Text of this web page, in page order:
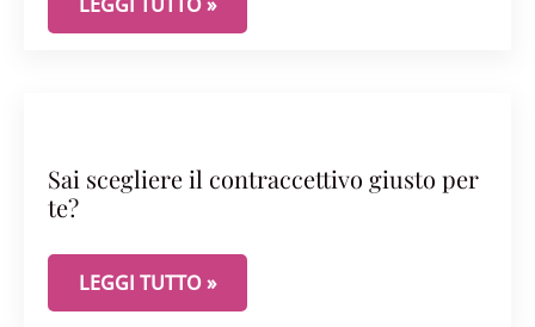
Sai scegliere il contraccettivo giusto per
te?
SAI SCEGLIERE IL CONTRACCETTIVO GIUSTO PER
LEGGI TUTTO »